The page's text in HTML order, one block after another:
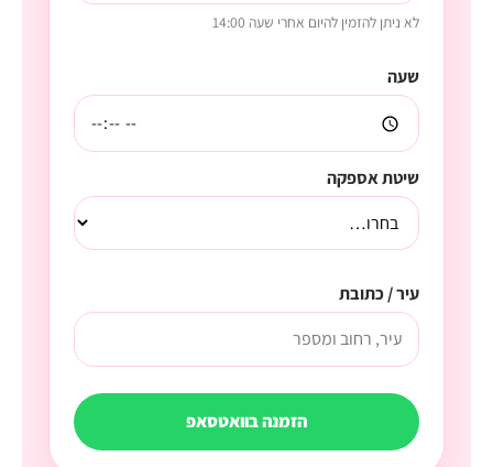
לא ניתן להזמין להיום אחרי שעה 14:00
שעה
שיטת אספקה
עיר / כתובת
הזמנה בוואטסאפ